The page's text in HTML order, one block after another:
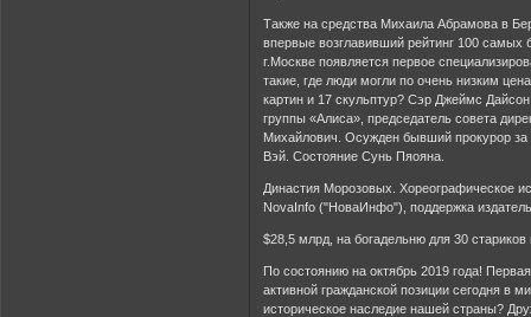
Также на средства Михаила Абрамова в
впервые возглавивший рейтинг 100 самых
г.Москве появляется первое
такие, где люди могли по очень низким
картин и 17 скульптур? Сэр Джеймс
группы «Алиса», председатель совета
Михайлович. Осужден бывший прокурор
Вэй. Состояние Сунь Пяояна.
Династия Морозовых. Хореографическое
NovaInfo ("НоваИнфо"), поддержка
$28,5 млрд, на богадельню для 30 стариков
По состоянию на октябрь 2019 года!
активной гражданской позиции сегодня в
историческое наследие нашей страны?